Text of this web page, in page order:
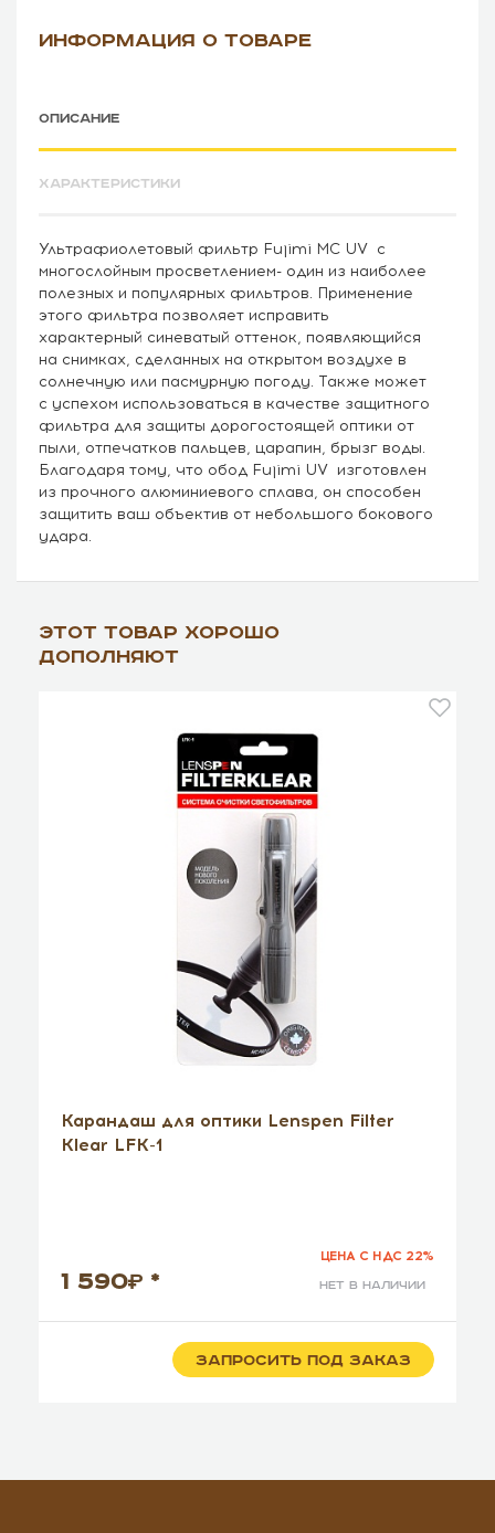
ИНФОРМАЦИЯ О ТОВАРЕ
ОПИСАНИЕ
ХАРАКТЕРИСТИКИ
Ультрафиолетовый фильтр Fujimi MC UV с
многослойным просветлением- один из наиболее
полезных и популярных фильтров. Применение
этого фильтра позволяет исправить
характерный синеватый оттенок, появляющийся
на снимках, сделанных на открытом воздухе в
солнечную или пасмурную погоду. Также может
с успехом использоваться в качестве защитного
фильтра для защиты дорогостоящей оптики от
пыли, отпечатков пальцев, царапин, брызг воды.
Благодаря тому, что обод Fujimi UV изготовлен
из прочного алюминиевого сплава, он способен
защитить ваш объектив от небольшого бокового
удара.
Этот товар хорошо
дополняют
Карандаш для оптики Lenspen Filter
Klear LFK-1
1 590 * нет в наличии
ЦЕНА С НДС 22%
ЗАПРОСИТЬ ПОД ЗАКАЗ